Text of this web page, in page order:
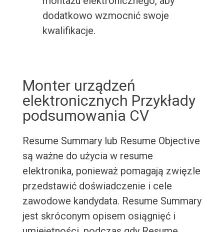
dodatkowo wzmocnić swoje
kwalifikacje.
Monter urządzeń
elektronicznych Przykłady
podsumowania CV
Resume Summary lub Resume Objective
są ważne do użycia w resume
elektronika, ponieważ pomagają zwięzle
przedstawić doświadczenie i cele
zawodowe kandydata. Resume Summary
jest skróconym opisem osiągnięć i